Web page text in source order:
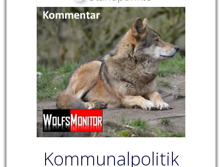
Kommunalpolitik